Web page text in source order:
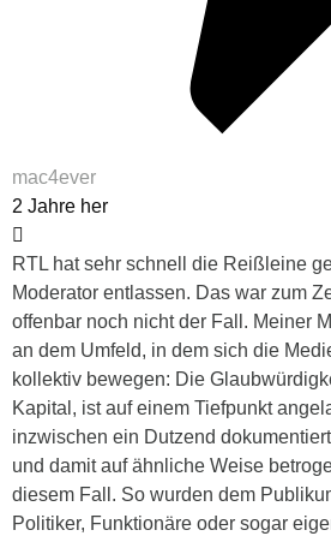
mac4ever
2 Jahre her
RTL hat sehr schnell die Reißleine
Moderator entlassen. Das war zum
offenbar noch nicht der Fall. Meiner
an dem Umfeld, in dem sich die
kollektiv bewegen: Die
Kapital, ist auf einem Tiefpunkt
inzwischen ein Dutzend
und damit auf ähnliche Weise
diesem Fall. So wurden dem
Politiker, Funktionäre oder sogar